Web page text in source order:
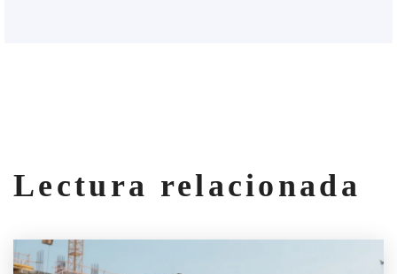
Lectura relacionada